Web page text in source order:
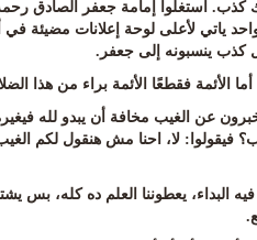
كذب. استغلوا إمامة جعفر الصادق
ياتي لأعلى لوحة إعلانات مضيئة
كذب ينسبونه إلى جعفر .
الأئمة فقطعًا الأئمة براء من هذا
عن الغيب مخافة أن يبدو لله
فيقولوا: لا، احنا مش هنقول لكم
البداء، يعطوننا العلم ده كله، بس
.